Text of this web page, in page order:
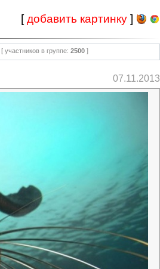
[добавить картинку ]
[ участников в группе: 2500]
07.11.2013